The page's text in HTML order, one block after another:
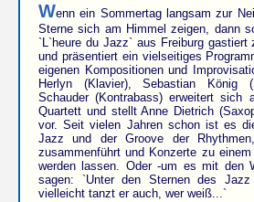
Wenn ein Sommertag langsam zur
Sterne sich am Himmel zeigen, dann
`L`heure du Jazz` aus Freiburg
und präsentiert ein vielseitiges
eigenen Kompositionen und
Herlyn (Klavier), Sebastian König
Schauder (Kontrabass) erweitert sich
Quartett und stellt Anne Dietrich
vor. Seit vielen Jahren schon ist es
Jazz und der Groove der
zusammenführt und Konzerte zu
werden lassen. Oder -um es mit den
sagen: `Unter den Sternen des
vielleicht tanzt er auch, wer weiß...`